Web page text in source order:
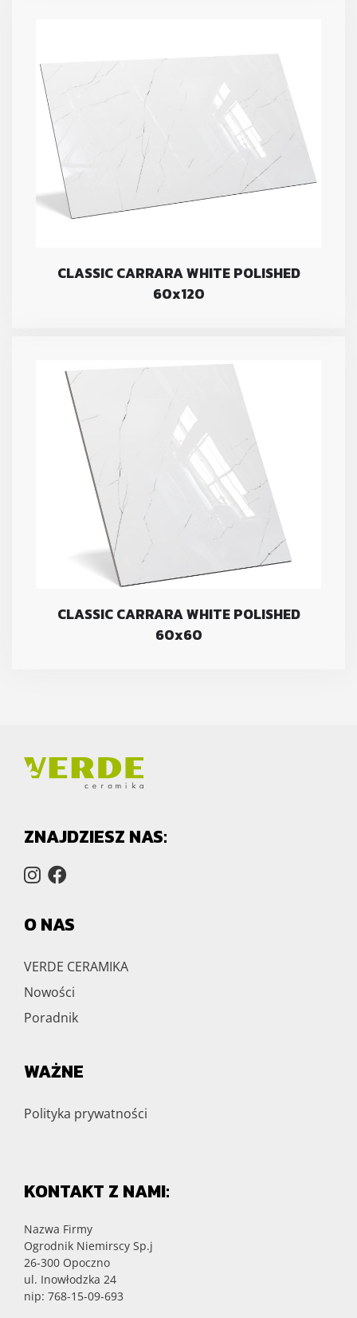
CLASSIC CARRARA WHITE POLISHED
60x120
CLASSIC CARRARA WHITE POLISHED
60x60
ZNAJDZIESZ NAS:
O NAS
VERDE CERAMIKA
Nowości
Poradnik
WAŻNE
Polityka prywatności
KONTAKT Z NAMI:
Nazwa Firmy
Ogrodnik Niemirscy Sp.j
26-300 Opoczno
ul. Inowłodzka 24
nip: 768-15-09-693